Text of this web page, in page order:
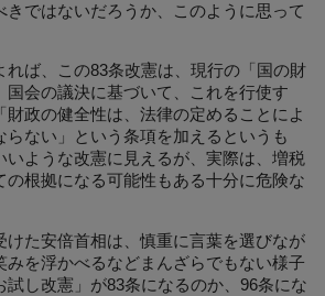
きではないだろうか、このように思って
ば、この83条改憲は、現行の「国の財
国会の議決に基づいて、これを行使す
財政の健全性は、法律の定めることによ
らない」という条項を加えるというも
いような改憲に見えるが、実際は、増税
の根拠になる可能性もある十分に危険な
た安倍首相は、慎重に言葉を選びなが
みを浮かべるなどまんざらでもない様子
試し改憲」が83条になるのか、96条にな